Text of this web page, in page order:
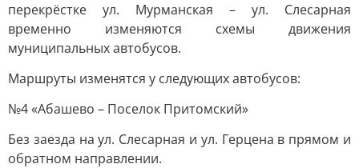
перекрёстке ул. Мурманская – ул. Слесарная
временно изменяются схемы движения
муниципальных автобусов.
Маршруты изменятся у следующих автобусов:
№4 «Абашево – Поселок Притомский»
Без заезда на ул. Слесарная и ул. Герцена в прямом и
обратном направлении.